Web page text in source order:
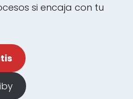
si encaja con tu